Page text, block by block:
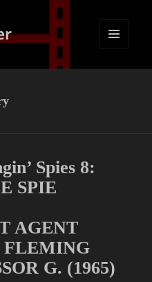
Spies 8:
SPIE
AGENT
FLEMING
G. (1965)